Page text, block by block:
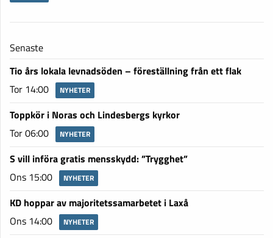
Senaste
Tio års lokala levnadsöden – föreställning från ett flak
Tor 14:00
NYHETER
Toppkör i Noras och Lindesbergs kyrkor
Tor 06:00
NYHETER
S vill införa gratis mensskydd: ”Trygghet”
Ons 15:00
NYHETER
KD hoppar av majoritetssamarbetet i Laxå
Ons 14:00
NYHETER